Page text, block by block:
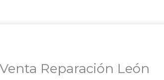
Reparación León